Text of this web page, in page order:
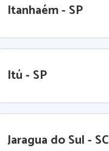
Itanhaém - SP
Itú - SP
Jaragua do Sul - SC